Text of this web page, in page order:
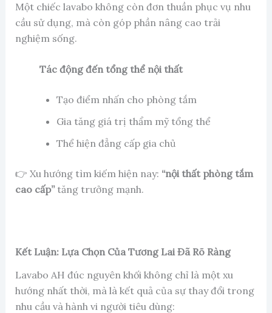
Một chiếc lavabo không còn đơn thuần phục vụ nhu
cầu sử dụng, mà còn góp phần nâng cao trải
nghiệm sống.
Tác động đến tổng thể nội thất
Tạo điểm nhấn cho phòng tắm
Gia tăng giá trị thẩm mỹ tổng thể
Thể hiện đẳng cấp gia chủ
👉 Xu hướng tìm kiếm hiện nay: “nội thất phòng tắm
cao cấp”tăng trưởng mạnh.
Kết Luận: Lựa Chọn Của Tương Lai Đã Rõ Ràng
Lavabo AH đúc nguyên khối không chỉ là một xu
hướng nhất thời, mà là kết quả của sự thay đổi trong
nhu cầu và hành vi người tiêu dùng: